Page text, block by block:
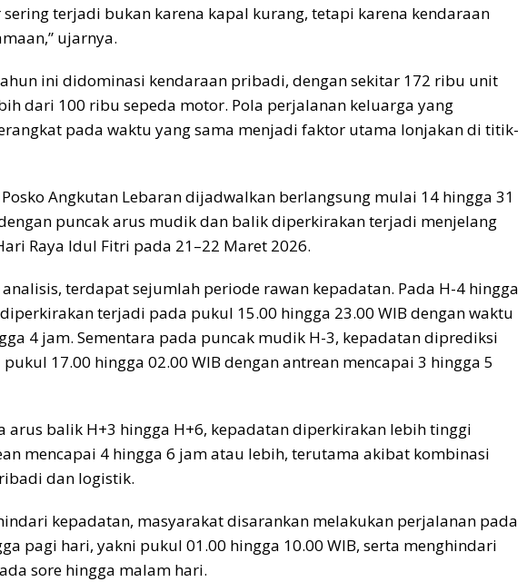
sering terjadi bukan karena kapal kurang, tetapi karena kendaraan
ujarnya.
ini didominasi kendaraan pribadi, dengan sekitar 172 ribu unit
dari 100 ribu sepeda motor. Pola perjalanan keluarga yang
pada waktu yang sama menjadi faktor utama lonjakan di titik-
Angkutan Lebaran dijadwalkan berlangsung mulai 14 hingga 31
puncak arus mudik dan balik diperkirakan terjadi menjelang
Raya Idul Fitri pada 21–22 Maret 2026.
terdapat sejumlah periode rawan kepadatan. Pada H-4 hingga
terjadi pada pukul 15.00 hingga 23.00 WIB dengan waktu
4 jam. Sementara pada puncak mudik H-3, kepadatan diprediksi
17.00 hingga 02.00 WIB dengan antrean mencapai 3 hingga 5
arus balik H+3 hingga H+6, kepadatan diperkirakan lebih tinggi
mencapai 4 hingga 6 jam atau lebih, terutama akibat kombinasi
dan logistik.
kepadatan, masyarakat disarankan melakukan perjalanan pada
pagi hari, yakni pukul 01.00 hingga 10.00 WIB, serta menghindari
sore hingga malam hari.